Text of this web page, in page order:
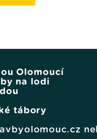
Olomoucí
na lodi
tábory